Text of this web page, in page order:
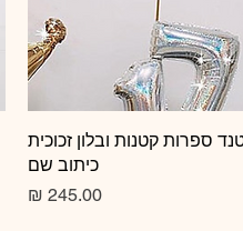
תצוגה מהירה
ספרות קטנות ובלון זכוכית
כיתוב שם
מחיר‏245.00 ‏₪